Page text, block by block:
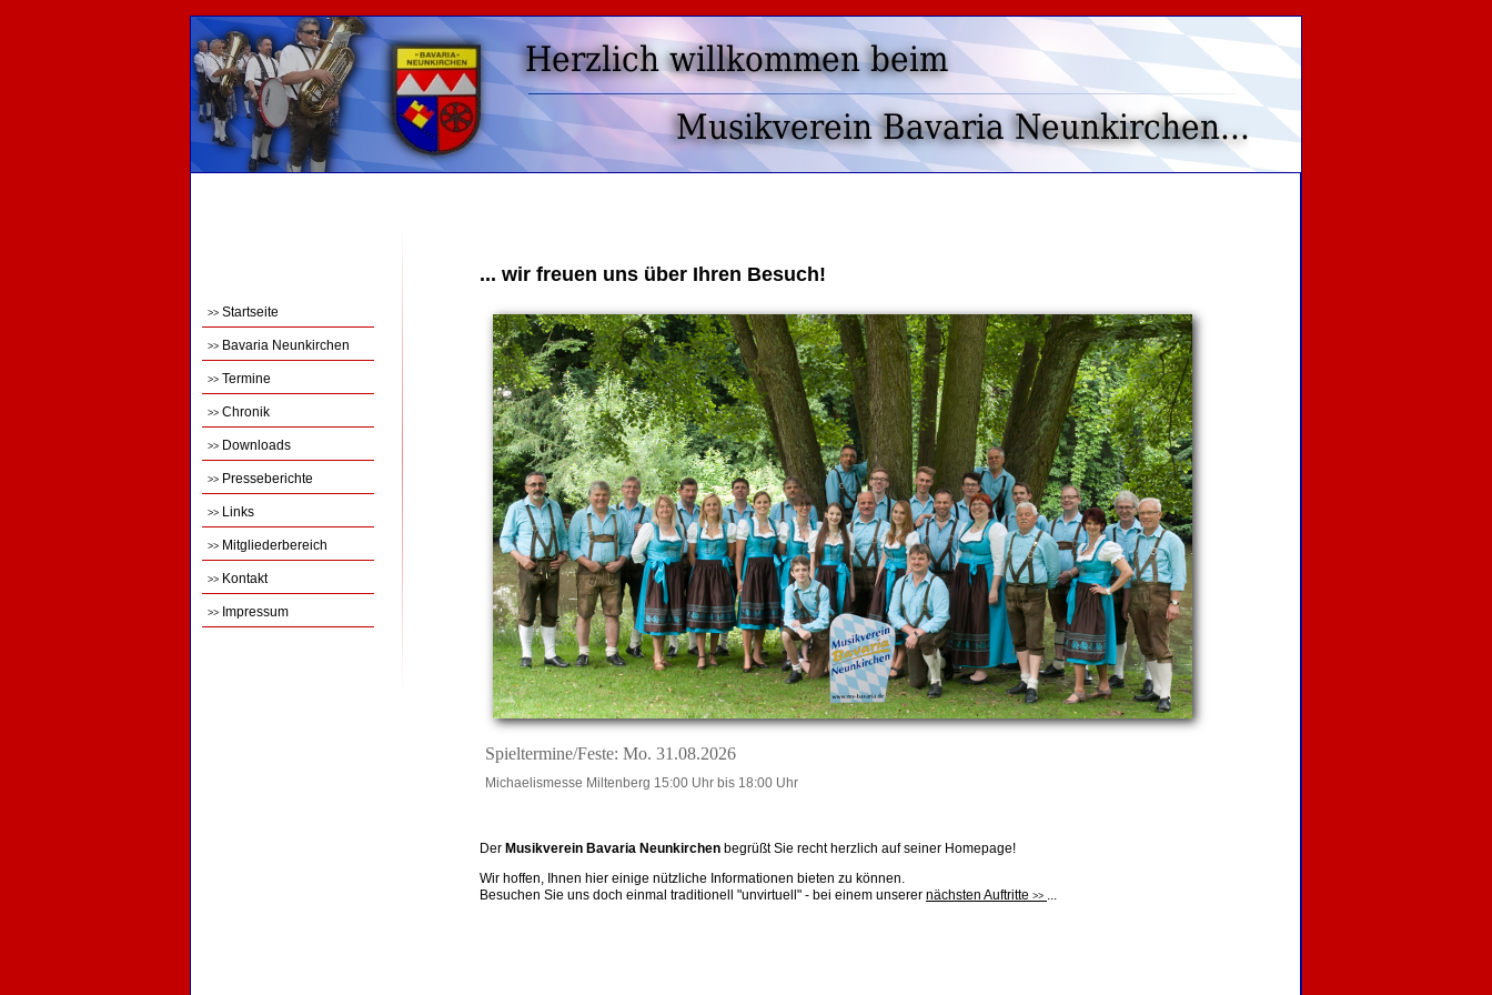
>> Startseite
>> Bavaria Neunkirchen
>> Termine
>> Chronik
>> Downloads
>> Presseberichte
>> Links
>> Mitgliederbereich
>> Kontakt
>> Impressum
... wir freuen uns über Ihren Besuch!
Spieltermine/Feste: Mo. 31.08.2026
Michaelismesse Miltenberg 15:00 Uhr bis 18:00 Uhr
Der Musikverein Bavaria Neunkirchen begrüßt Sie recht herzlich auf seiner Homepage!
Wir hoffen, Ihnen hier einige nützliche Informationen bieten zu können.
Besuchen Sie uns doch einmal traditionell "unvirtuell" - bei einem unserer nächsten Auftritte >> ...